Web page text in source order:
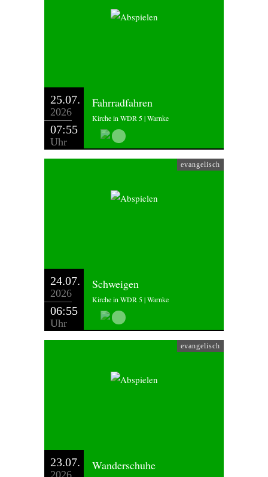
25.07.
2026
07:55
Uhr
Fahrradfahren
Kirche in WDR 5 | Warnke
evangelisch
24.07.
2026
06:55
Uhr
Schweigen
Kirche in WDR 5 | Warnke
evangelisch
23.07.
2026
Wanderschuhe